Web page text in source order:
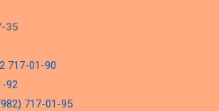
35
717-01-90
92
717-01-95